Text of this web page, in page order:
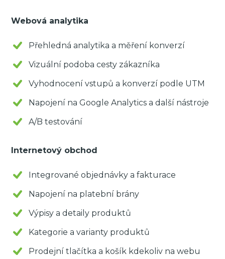
Webová analytika
Přehledná analytika a měření konverzí
Vizuální podoba cesty zákazníka
Vyhodnocení vstupů a konverzí podle UTM
Napojení na Google Analytics a další nástroje
A/B testování
Internetový obchod
Integrované objednávky a fakturace
Napojení na platební brány
Výpisy a detaily produktů
Kategorie a varianty produktů
Prodejní tlačítka a košík kdekoliv na webu